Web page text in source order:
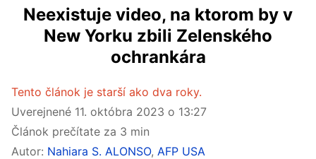
Neexistuje video, na ktorom by v
New Yorku zbili Zelenského
ochrankára
Tento článok je starší ako dva roky.
Uverejnené 11. októbra 2023 o 13:27
Článok prečítate za 3 min
Autor: Nahiara S. ALONSO, AFP USA